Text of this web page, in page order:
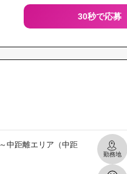
30秒で応募
中距離エリア（中距
勤務地